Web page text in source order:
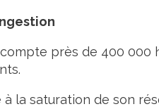
près de 400 000
la saturation de son